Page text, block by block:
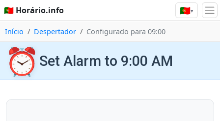
🇵🇹 Horário.info 🇵🇹▾
Início Despertador Configurado para 09:00
⏰ Set Alarm to 9:00 AM